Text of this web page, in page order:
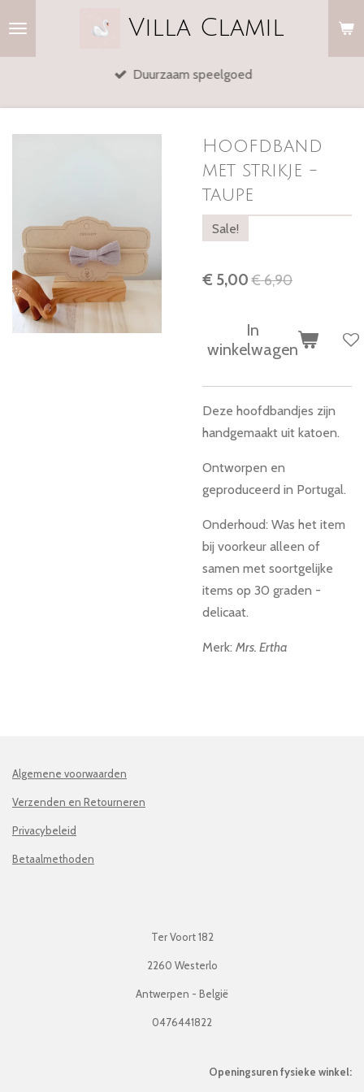
hoofdinhoud
Villa Clamil
Duurzaam speelgoed
Hoofdband
met strikje -
taupe
Sale!
€ 5,00 € 6,90
In
winkelwagen
Deze hoofdbandjes zijn
handgemaakt uit katoen.
Ontworpen en
geproduceerd in Portugal.
Onderhoud: Was het item
bij voorkeur alleen of
samen met soortgelijke
items op 30 graden -
delicaat.
Merk: Mrs. Ertha
Algemene voorwaarden
Verzenden en Retourneren
Privacybeleid
Betaalmethoden
Ter Voort 182
2260 Westerlo
Antwerpen - België
0476441822
Openingsuren fysieke winkel: